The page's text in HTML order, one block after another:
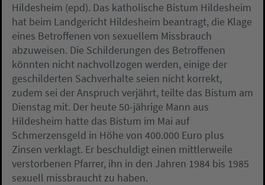
Hildesheim (epd). Das katholische Bistum Hildesheim
hat beim Landgericht Hildesheim beantragt, die Klage
eines Betroffenen von sexuellem Missbrauch
abzuweisen. Die Schilderungen des Betroffenen
könnten nicht nachvollzogen werden, einige der
geschilderten Sachverhalte seien nicht korrekt,
zudem sei der Anspruch verjährt, teilte das Bistum am
Dienstag mit. Der heute 50-jährige Mann aus
Hildesheim hatte das Bistum im Mai auf
Schmerzensgeld in Höhe von 400.000 Euro plus
Zinsen verklagt. Er beschuldigt einen mittlerweile
verstorbenen Pfarrer, ihn in den Jahren 1984 bis 1985
sexuell missbraucht zu haben.